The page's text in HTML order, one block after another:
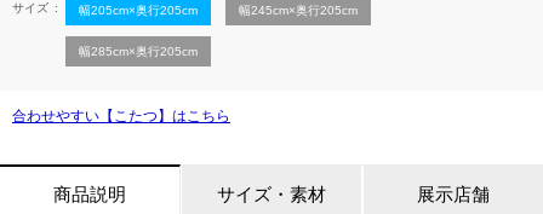
サイズ 幅205cm×奥行205cm 幅245cm×奥行205cm
幅285cm×奥行205cm
合わせやすい【こたつ】はこちら
商品説明 サイズ・素材 展示店舗